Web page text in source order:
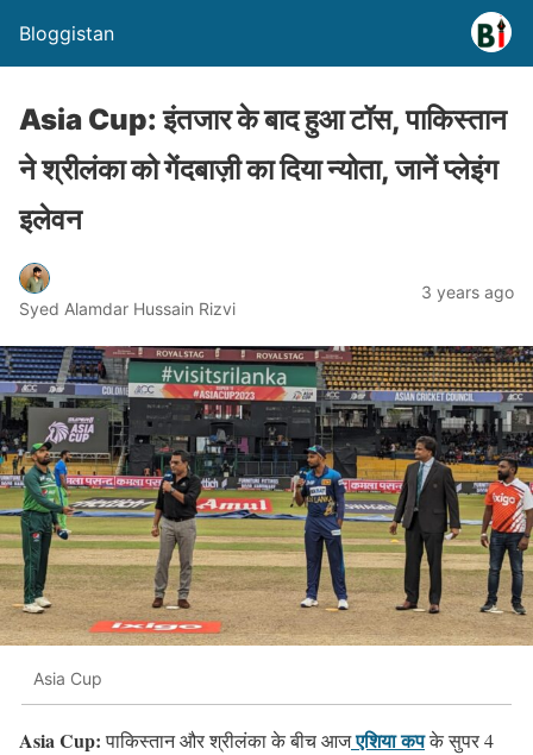
Bloggistan
Asia Cup: इंतजार के बाद हुआ टॉस, पाकिस्तान
ने श्रीलंका को गेंदबाज़ी का दिया न्योता, जानें प्लेइंग
इलेवन
Syed Alamdar Hussain Rizvi
3 years ago
Asia Cup
Asia Cup:पाकिस्तान और श्रीलंका के बीच आजएशिया कपके सुपर 4